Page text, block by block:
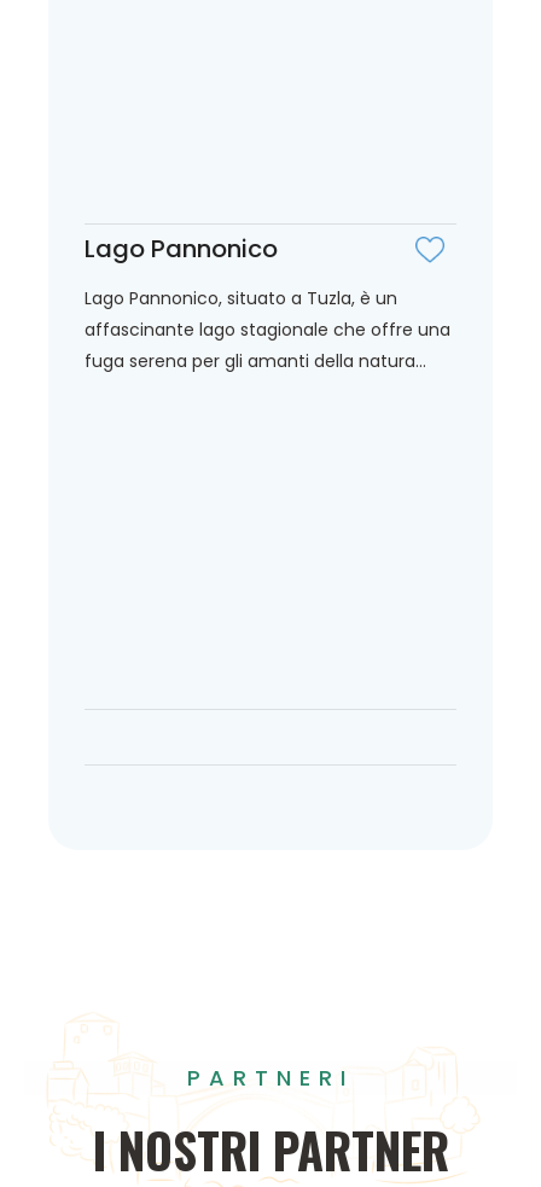
Lago Pannonico
Lago Pannonico, situato a Tuzla, è un
affascinante lago stagionale che offre una
fuga serena per gli amanti della natura...
PARTNERI
INOSTRI PARTNER